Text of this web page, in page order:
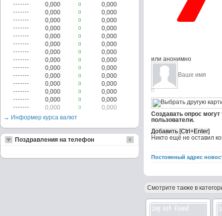
или анонимно
Создавать опрос
пользователи.
Никто ещё не оставил
Постоянный адрес
Смотрите также в
0,000 0
0,000
0,000
0
0,000
0,000
0
0,000
0,000
0
0,000
0,000
0
0,000
0,000
0
0,000
0,000
0
0,000
0,000
0
0,000
0,000
0
0,000
0,000
0
0,000
0,000
0
0,000
0,000
0
0,000
0,000
0
0,000
0,000
0
0,000
→ Информер курса валют
Поздравления на телефон